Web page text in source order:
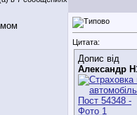
Цитата:
Допис від
Александр